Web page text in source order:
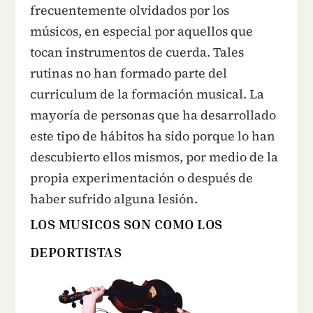
frecuentemente olvidados por los
músicos, en especial por aquellos que
tocan instrumentos de cuerda. Tales
rutinas no han formado parte del
curriculum de la formación musical. La
mayoría de personas que ha desarrollado
este tipo de hábitos ha sido porque lo han
descubierto ellos mismos, por medio de la
propia experimentación o después de
haber sufrido alguna lesión.
LOS MUSICOS SON COMO LOS
DEPORTISTAS